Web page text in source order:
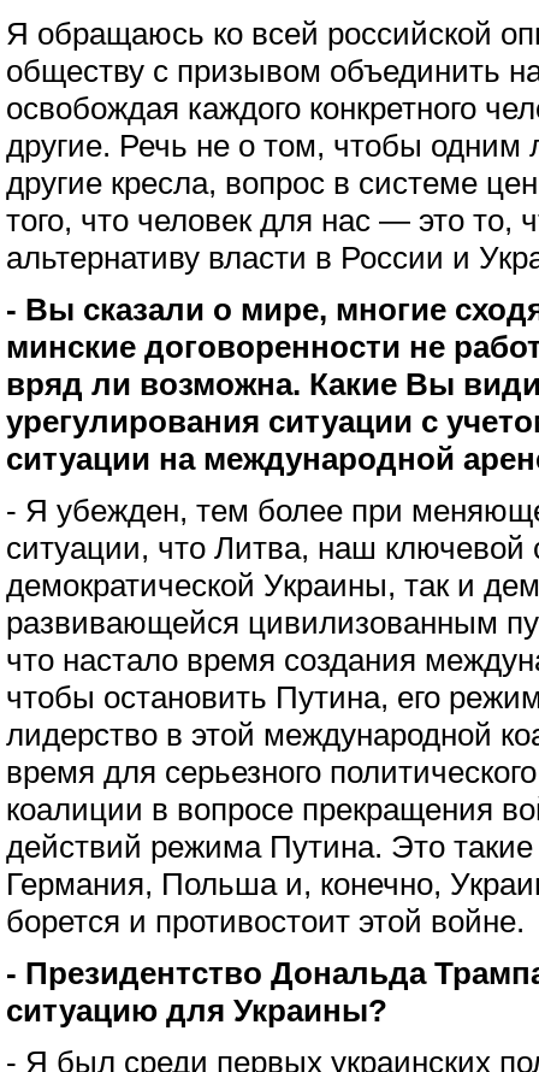
Я обращаюсь ко всей российской
обществу с призывом объединить
освобождая каждого конкретного
другие. Речь не о том, чтобы одним
другие кресла, вопрос в системе
того, что человек для нас — это то,
альтернативу власти в России и
- Вы сказали о мире, многие
минские договоренности не
вряд ли возможна. Какие Вы
урегулирования ситуации с
ситуации на международной
- Я убежден, тем более при
ситуации, что Литва, наш ключевой
демократической Украины, так и
развивающейся цивилизованным
что настало время создания
чтобы остановить Путина, его
лидерство в этой международной
время для серьезного
коалиции в вопросе прекращения
действий режима Путина. Это
Германия, Польша и, конечно,
борется и противостоит этой войне.
- Президентство Дональда
ситуацию для Украины?
- Я был среди первых украинских